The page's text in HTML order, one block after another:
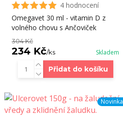
4 hodnocení
Omegavet 30 ml - vitamin D z
volného chovu s Ančoviček
304 Kč
234 Kč/ks Skladem
Přidat do košíku
Novinka